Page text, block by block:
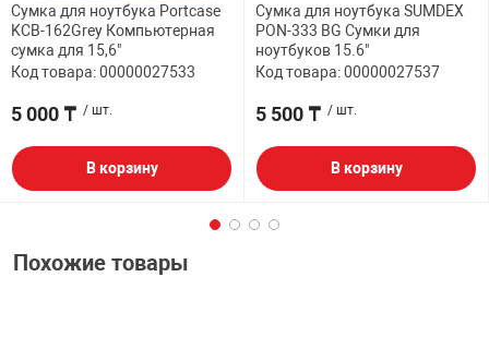
Сумка для ноутбука Portcase
KCB-162Grey Компьютерная
сумка для 15,6"
Код товара: 00000027533
5 000 ₸ / шт.
В корзину
Сумка для ноутбука SUMDEX
PON-333 BG Сумки для
ноутбуков 15.6"
Код товара: 00000027537
5 500 ₸ / шт.
В корзину
Похожие товары